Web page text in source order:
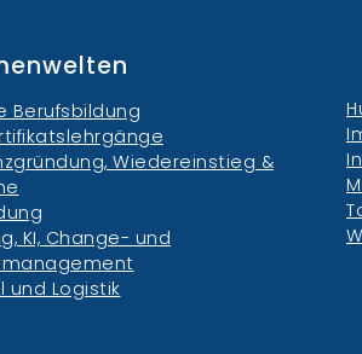
Berufsbildung
Wiedereinstieg &
KI, Change- und
und Logistik